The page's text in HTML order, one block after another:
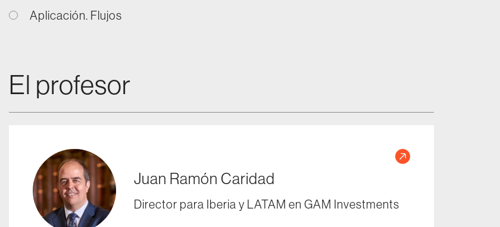
Aplicación. Flujos
El profesor
Juan Ramón Caridad
Director para Iberia y LATAM en GAM Investments